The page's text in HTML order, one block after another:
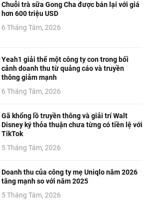
Chuỗi trà sữa Gong Cha được bán lại với giá
hơn 600 triệu USD
6 Tháng Tám, 2026
Yeah1 giải thể một công ty con trong bối
cảnh doanh thu từ quảng cáo và truyền
thông giảm mạnh
6 Tháng Tám, 2026
Gã khổng lồ truyền thông và giải trí Walt
Disney ký thỏa thuận chưa từng có tiền lệ với
TikTok
5 Tháng Tám, 2026
Doanh thu của công ty mẹ Uniqlo năm 2026
tăng mạnh so với năm 2025
5 Tháng Tám, 2026